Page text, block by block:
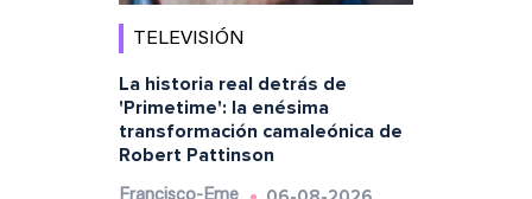
TELEVISIÓN
La historia real detrás de
'Primetime': la enésima
transformación camaleónica de
Robert Pattinson